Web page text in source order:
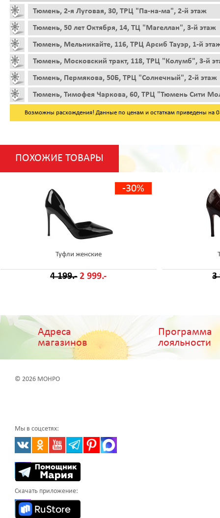
Тюмень, 2-я Луговая, 30, ТРЦ "Па-на-ма", 2-й этаж
Тюмень, 50 лет Октября, 14, ТЦ "Магеллан", 3-й этаж
Тюмень, Мельникайте, 116, ТРЦ Арсиб Тауэр, 1-й
Тюмень, Московский тракт, 118, ТРЦ "Колумб", 3-й
Тюмень, Пермякова, 50Б, ТРЦ "Солнечный", 2-й этаж
Тюмень, Тимофея Чаркова, 60, ТРЦ "Тюмень Сити
Возможны расхождения! Данные по ценам и остаткам приведены на
ПОХОЖИЕ ТОВАРЫ
-30%
Туфли женские
4 199.- 2 999.- 3
Адреса
магазинов
Программа
лояльности
© 2026 МОНРО
Мы в соцсетях:
Скачать приложение: